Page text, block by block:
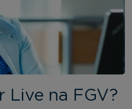
Live na FGV?